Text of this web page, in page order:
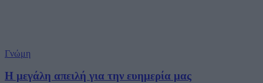
Γνώμη
Η μεγάλη απειλή για την ευημερία μας